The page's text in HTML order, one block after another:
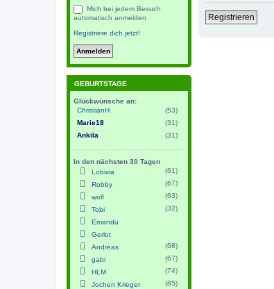
Registrieren
Mich bei jedem Besuch
automatisch anmelden
Registriere dich jetzt!
GEBURTSTAGE
Glückwünsche an:
ChristianH
(53)
Marie18
(31)
Ankila
(31)
In den nächsten 30 Tagen
Lobivia
(61)
Robby
(67)
wolf
(63)
Tobi
(32)
Emandu
Gerlot
Andreas
(68)
gabi
(67)
HLM
(74)
Jochen Krieger
(85)